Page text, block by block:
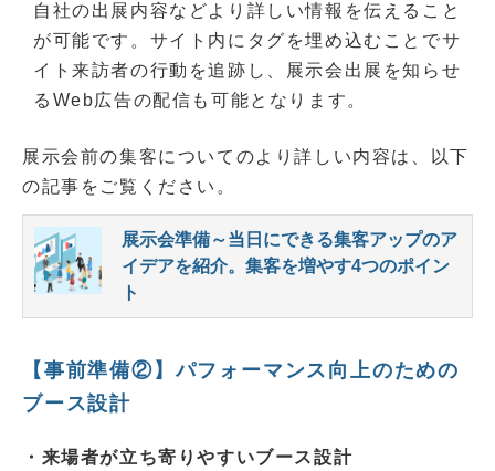
自社の出展内容などより詳しい情報を伝えること
が可能です。サイト内にタグを埋め込むことでサ
イト来訪者の行動を追跡し、展示会出展を知らせ
るWeb広告の配信も可能となります。
展示会前の集客についてのより詳しい内容は、以下
の記事をご覧ください。
展示会準備～当日にできる集客アップのア
イデアを紹介。集客を増やす4つのポイン
ト
【事前準備②】パフォーマンス向上のための
ブース設計
・来場者が立ち寄りやすいブース設計